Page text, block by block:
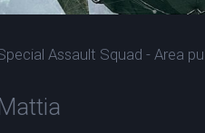
Assault Squad - Area